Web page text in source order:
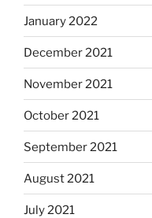
January 2022
December 2021
November 2021
October 2021
September 2021
August 2021
July 2021